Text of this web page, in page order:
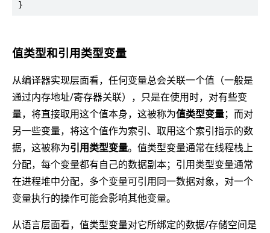
值类型和引用类型变量
从编译器实现层面看，任何变量总会关联一个值（一般是
通过内存地址/寄存器关联），只是在使用时，对有些变
量，将直接取用这个值本身，这被称为值类型变量；而对
另一些变量，将这个值作为索引、取用这个索引指示的数
据，这被称为引用类型变量。值类型变量通常在线程栈上
分配，每个变量都有自己的数据副本；引用类型变量通常
在进程堆中分配，多个变量可引用同一数据对象，对一个
变量执行的操作可能会影响其他变量。
从语言层面看，值类型变量对它所绑定的数据/存储空间是